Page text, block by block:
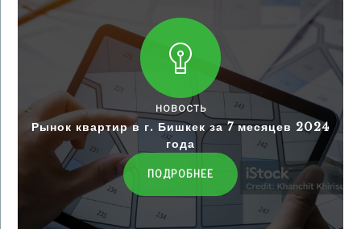
НОВОСТЬ
Рынок квартир в г. Бишкек за 7 месяцев 2024
года
ПОДРОБНЕЕ